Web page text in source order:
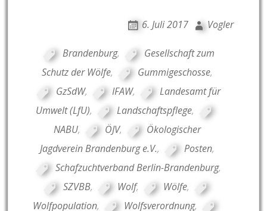
6. Juli 2017 Vogler
Brandenburg,
Gesellschaft zum
Schutz der Wölfe, Gummigeschosse,
GzSdW, IFAW,
Landesamt für
Umwelt (LfU), Landschaftspflege,
NABU, ÖJV,
Ökologischer
Jagdverein Brandenburg e.V., Posten,
Schafzuchtverband Berlin-Brandenburg,
SZVBB, Wolf, Wölfe,
Wolfpopulation, Wolfsverordnung,